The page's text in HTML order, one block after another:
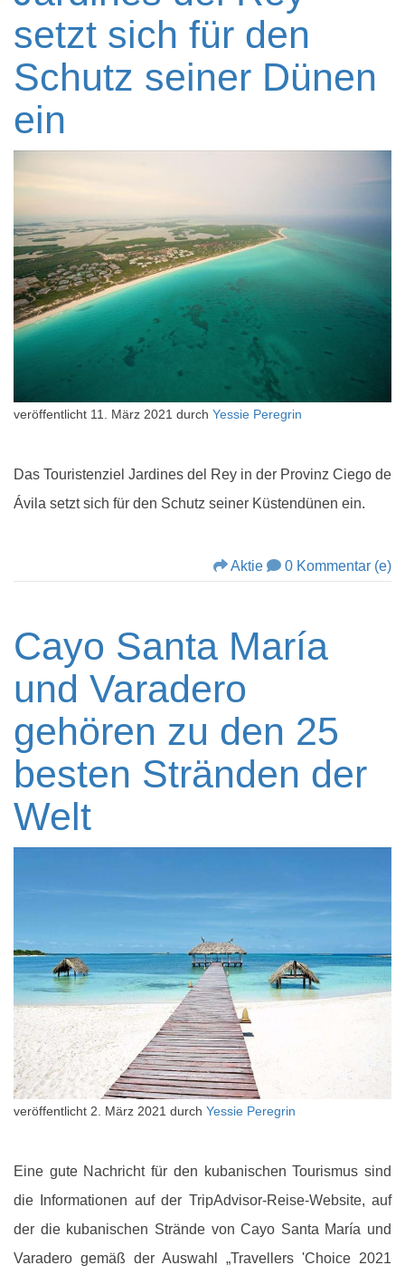
setzt sich für den
Schutz seiner Dünen
ein
veröffentlicht 11. März 2021 durch Yessie Peregrin
Das Touristenziel Jardines del Rey in der Provinz Ciego de
Ávila setzt sich für den Schutz seiner Küstendünen ein.
Aktie 0 Kommentar (e)
Cayo Santa María
und Varadero
gehören zu den 25
besten Stränden der
Welt
veröffentlicht 2. März 2021 durch Yessie Peregrin
Eine gute Nachricht für den kubanischen Tourismus sind
die Informationen auf der TripAdvisor-Reise-Website, auf
der die kubanischen Strände von Cayo Santa María und
Varadero gemäß der Auswahl „Travellers 'Choice 2021